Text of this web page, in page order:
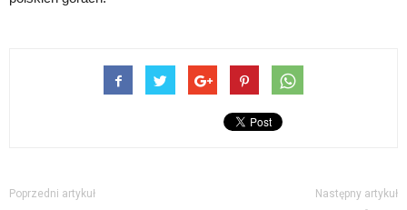
Poprzedni artykuł Następny artykuł